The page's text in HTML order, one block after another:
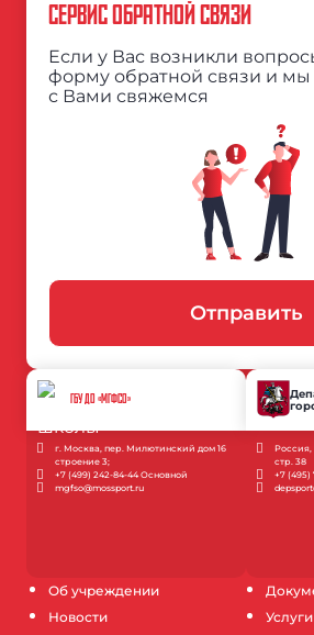
Об учреждении
Новости
Услуги
СЕРВИС ОБРАТНОЙ СВЯЗИ
Если у Вас возникли
форму обратной связи и мы
с Вами свяжемся
Отправить
ГБУ ДО «МГФСО»
г. Москва, пер. Милютинский дом 16
строение 3;
+7 (499) 242-84-44 Основной
mgfso@mossport.ru
Россия,
стр. 38
+7 (495)